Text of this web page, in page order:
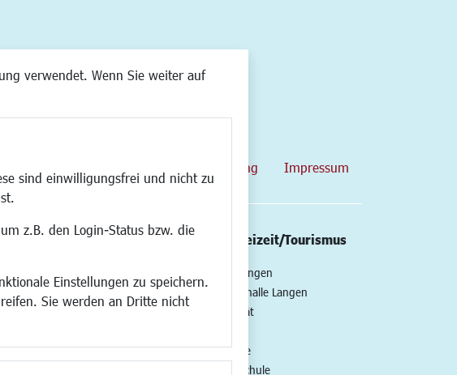
verwendet. Wenn Sie weiter auf
sind einwilligungsfrei und nicht zu
z.B. den Login-Status bzw. die
Einstellungen zu speichern.
Sie werden an Dritte nicht
Datenschutzerklärung Impressum
Bauen/Umwelt/Mobilität
Aktuelle Baustellen
Kultur/Freizeit/Tourismus
Veranstaltungen
Neue Stadthalle Langen
Stadtporträt
Musikschule
Volkshochschule